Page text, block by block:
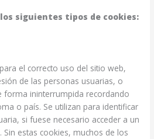
siguientes tipos de cookies:
el correcto uso del sitio web,
de las personas usuarias, o
forma ininterrumpida recordando
o país. Se utilizan para identificar
si fuese necesario acceder a un
Sin estas cookies, muchos de los